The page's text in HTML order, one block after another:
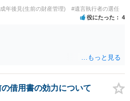
年後見(生前の財産管理) #遺言執行者の選任
役にたった 4
借用書の効力について